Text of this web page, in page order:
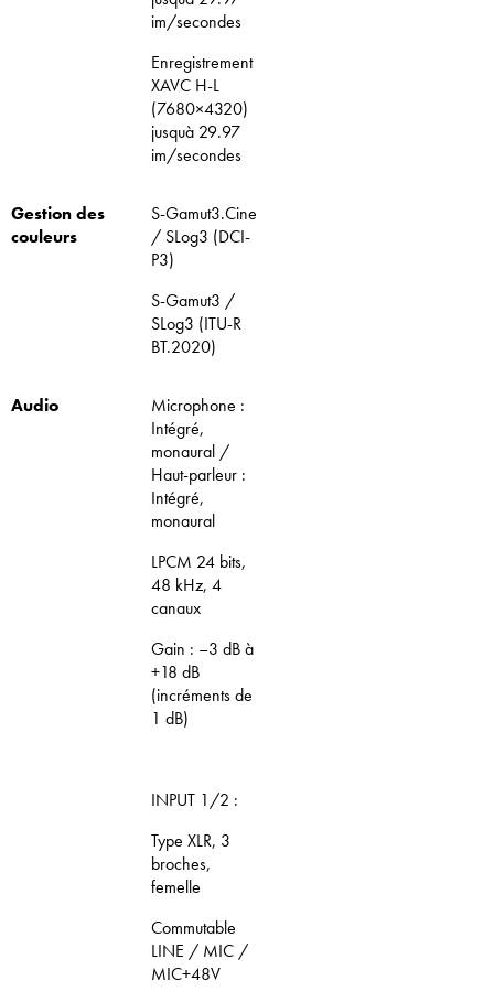
im/secondes
Enregistrement
XAVC H-L
(7680×4320)
jusquà 29.97
im/secondes
Gestion des
couleurs
S-Gamut3.Cine
/ SLog3 (DCI-
P3)
S-Gamut3 /
SLog3 (ITU-R
BT.2020)
Audio
Microphone :
Intégré,
monaural /
Haut-parleur :
Intégré,
monaural
LPCM 24 bits,
48 kHz, 4
canaux
Gain : –3 dB à
+18 dB
(incréments de
1 dB)
INPUT 1/2 :
Type XLR, 3
broches,
femelle
Commutable
LINE / MIC /
MIC+48V